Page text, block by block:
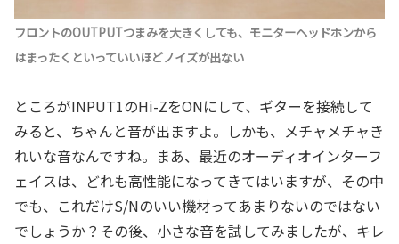
フロントのOUTPUTつまみを大きくしても、モニターヘッドホンから
はまったくといっていいほどノイズが出ない
ところがINPUT1のHi-ZをONにして、ギターを接続して
みると、ちゃんと音が出ますよ。しかも、メチャメチャき
れいな音なんですね。まあ、最近のオーディオインターフ
ェイスは、どれも高性能になってきてはいますが、その中
でも、これだけS/Nのいい機材ってあまりないのではない
でしょうか？その後、小さな音を試してみましたが、キレ